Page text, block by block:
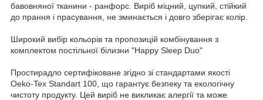
бавовняної тканини - ранфорс. Виріб міцний, цупкий, стійкий
до прання і прасування, не зминається і довго зберігає колір.
Широкий вибір кольорів та пропозицій комбінування з
комплектом постільної білизни "Happy Sleep Duo"
Простирадло сертифіковане згідно зі стандартами якості
Oeko-Tex Standart 100, що гарантує безпеку та екологічну
чистоту продукту. Цей виріб не викликає алергії та може